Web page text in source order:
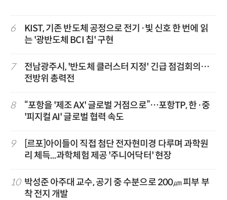
6
KIST, 기존 반도체 공정으로 전기·빛 신호 한 번에 읽
는 '광반도체 BCI 칩' 구현
7
전남광주시, '반도체 클러스터 지정' 긴급 점검회의…
전방위 총력전
8
“포항을 '제조 AX' 글로벌 거점으로”…포항TP, 한·중
'피지컬 AI' 글로벌 협력 속도
9
[르포]아이들이 직접 첨단 전자현미경 다루며 과학원
리 체득...과학체험 제공 '주니어닥터' 현장
10 박성준 아주대 교수, 공기 중 수분으로 200㎛ 피부 부
착 전지 개발